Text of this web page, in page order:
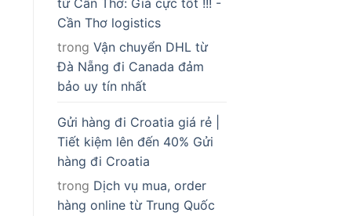
từ Cần Thơ: Giá cực tốt !!! -
Cần Thơ logistics
trong Vận chuyển DHL từ
Đà Nẵng đi Canada đảm
bảo uy tín nhất
Gửi hàng đi Croatia giá rẻ |
Tiết kiệm lên đến 40% Gửi
hàng đi Croatia
trong Dịch vụ mua, order
hàng online từ Trung Quốc